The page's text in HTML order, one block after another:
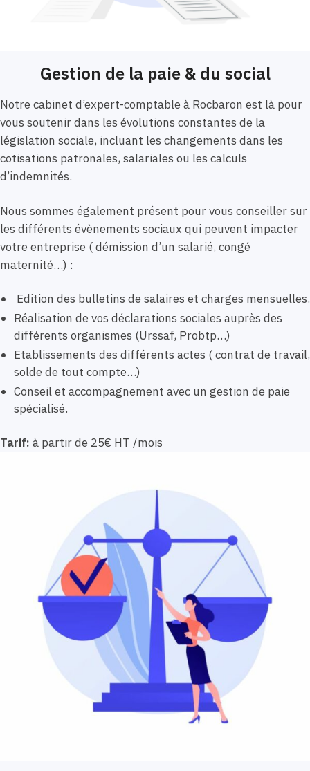
Gestion de la paie & du social
Notre cabinet d’expert-comptable à Rocbaron est là pour
vous soutenir dans les évolutions constantes de la
législation sociale, incluant les changements dans les
cotisations patronales, salariales ou les calculs
d’indemnités.
Nous sommes également présent pour vous conseiller sur
les différents évènements sociaux qui peuvent impacter
votre entreprise ( démission d’un salarié, congé
maternité…) :
Edition des bulletins de salaires et charges mensuelles.
Réalisation de vos déclarations sociales auprès des
différents organismes (Urssaf, Probtp…)
Etablissements des différents actes ( contrat de travail,
solde de tout compte…)
Conseil et accompagnement avec un gestion de paie
spécialisé.
Tarif: à partir de 25€ HT /mois